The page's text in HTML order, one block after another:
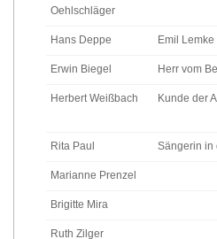
Oehlschläger
Hans Deppe Emil Lemke
Erwin Biegel Herr vom
Herbert Weißbach Kunde der
Rita Paul Sängerin in
Marianne Prenzel
Brigitte Mira
Ruth Zilger